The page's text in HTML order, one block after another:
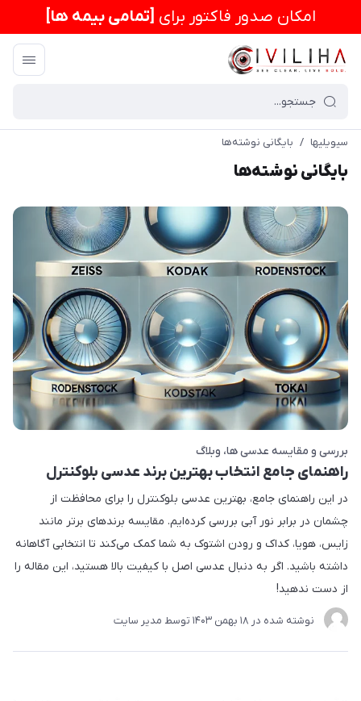
امكان صدور فاکتور برای [تمامی بیمه ها]
سیویلیها / بایگانی نوشته‌ها
بایگانی نوشته‌ها
بررسی و مقایسه عدسی ها وبلاگ
راهنمای جامع انتخاب بهترین برند عدسی بلوکنترل
در این راهنمای جامع، بهترین عدسی بلوکنترل را برای محافظت از
چشمان در برابر نور آبی بررسی کرده‌ایم. مقایسه برندهای برتر مانند
زایس، هویا، کداک و رودن اشتوک به شما کمک می‌کند تا انتخابی آگاهانه
داشته باشید. اگر به دنبال عدسی اصل با کیفیت بالا هستید، این مقاله را
از دست ندهید!
نوشته شده در 18 بهمن 1403 توسط مدیر سایت